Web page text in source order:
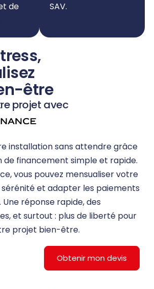
de
SAV.
être
projet avec
installation sans attendre grâce
de financement simple et rapide.
vous pouvez mensualiser votre
et adapter les paiements
réponse rapide, des
et surtout : plus de liberté pour
projet bien-être.
Obtenir mon devis